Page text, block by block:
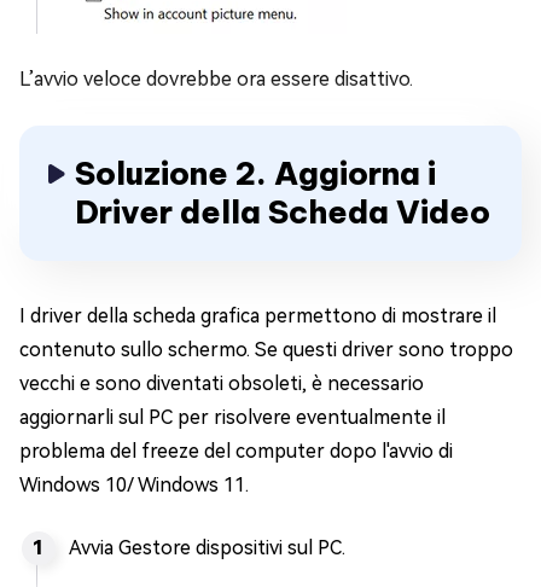
L’avvio veloce dovrebbe ora essere disattivo.
Soluzione 2. Aggiorna i
Driver della Scheda Video
I driver della scheda grafica permettono di mostrare il
contenuto sullo schermo. Se questi driver sono troppo
vecchi e sono diventati obsoleti, è necessario
aggiornarli sul PC per risolvere eventualmente il
problema del freeze del computer dopo l'avvio di
Windows 10/ Windows 11.
Avvia Gestore dispositivi sul PC.